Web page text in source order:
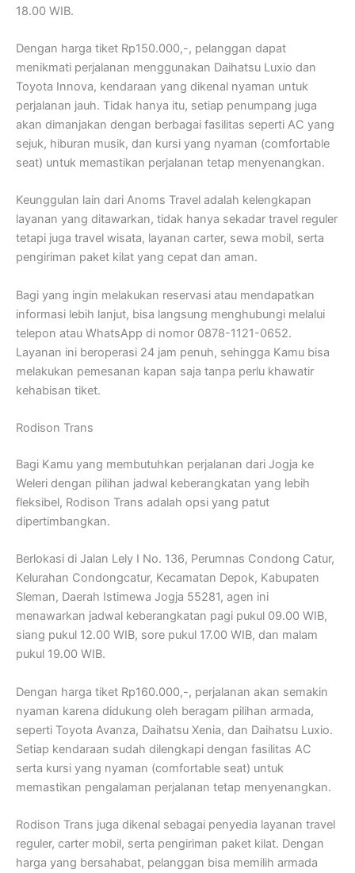
18.00 WIB.
Dengan harga tiket Rp150.000,-, pelanggan dapat
menikmati perjalanan menggunakan Daihatsu Luxio dan
Toyota Innova, kendaraan yang dikenal nyaman untuk
perjalanan jauh. Tidak hanya itu, setiap penumpang juga
akan dimanjakan dengan berbagai fasilitas seperti AC yang
sejuk, hiburan musik, dan kursi yang nyaman (comfortable
seat) untuk memastikan perjalanan tetap menyenangkan.
Keunggulan lain dari Anoms Travel adalah kelengkapan
layanan yang ditawarkan, tidak hanya sekadar travel reguler
tetapi juga travel wisata, layanan carter, sewa mobil, serta
pengiriman paket kilat yang cepat dan aman.
Bagi yang ingin melakukan reservasi atau mendapatkan
informasi lebih lanjut, bisa langsung menghubungi melalui
telepon atau WhatsApp di nomor 0878-1121-0652.
Layanan ini beroperasi 24 jam penuh, sehingga Kamu bisa
melakukan pemesanan kapan saja tanpa perlu khawatir
kehabisan tiket.
Rodison Trans
Bagi Kamu yang membutuhkan perjalanan dari Jogja ke
Weleri dengan pilihan jadwal keberangkatan yang lebih
fleksibel, Rodison Trans adalah opsi yang patut
dipertimbangkan.
Berlokasi di Jalan Lely I No. 136, Perumnas Condong Catur,
Kelurahan Condongcatur, Kecamatan Depok, Kabupaten
Sleman, Daerah Istimewa Jogja 55281, agen ini
menawarkan jadwal keberangkatan pagi pukul 09.00 WIB,
siang pukul 12.00 WIB, sore pukul 17.00 WIB, dan malam
pukul 19.00 WIB.
Dengan harga tiket Rp160.000,-, perjalanan akan semakin
nyaman karena didukung oleh beragam pilihan armada,
seperti Toyota Avanza, Daihatsu Xenia, dan Daihatsu Luxio.
Setiap kendaraan sudah dilengkapi dengan fasilitas AC
serta kursi yang nyaman (comfortable seat) untuk
memastikan pengalaman perjalanan tetap menyenangkan.
Rodison Trans juga dikenal sebagai penyedia layanan travel
reguler, carter mobil, serta pengiriman paket kilat. Dengan
harga yang bersahabat, pelanggan bisa memilih armada